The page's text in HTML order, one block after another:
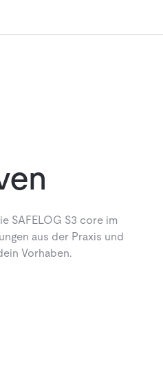
SAFELOG S3 core im
aus der Praxis und
Vorhaben.